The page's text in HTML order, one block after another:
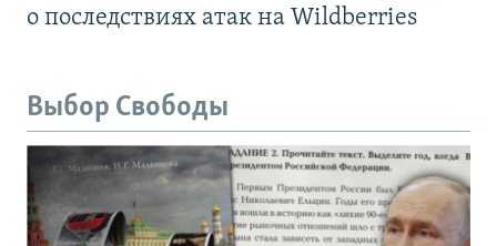
о последствиях атак на Wildberries
Выбор Свободы